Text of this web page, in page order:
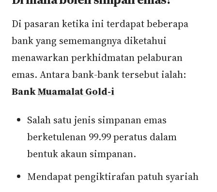
Di pasaran ketika ini terdapat beberapa
bank yang sememangnya diketahui
menawarkan perkhidmatan pelaburan
emas. Antara bank-bank tersebut ialah:
BankMuamalat Gold-i
Salah satu jenis simpanan emas
berketulenan 99.99 peratus dalam
bentuk akaun simpanan.
Mendapat pengiktirafan patuh syariah